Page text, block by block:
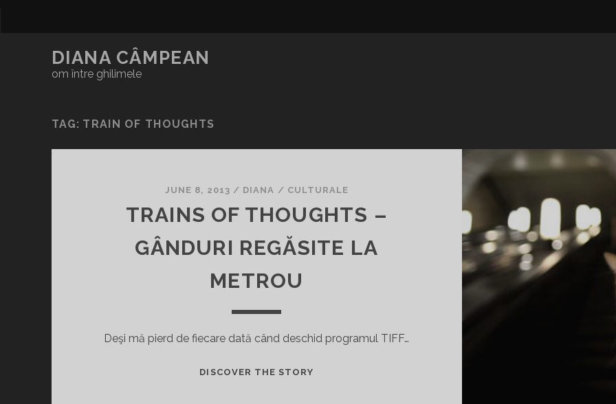
DIANA CÂMPEAN
om între ghilimele
TAG: TRAIN OF THOUGHTS
JUNE 8, 2013 / DIANA / CULTURALE
TRAINS OF THOUGHTS –
GÂNDURI REGĂSITE LA
METROU
Deşi mă pierd de fiecare dată când deschid programul TIFF…
DISCOVER THE STORY